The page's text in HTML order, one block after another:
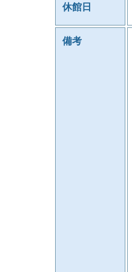
休館日
備考